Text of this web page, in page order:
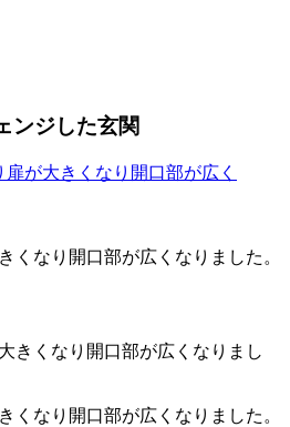
ンジした玄関
くなり開口部が広くなりました。
くなり開口部が広くなりました。